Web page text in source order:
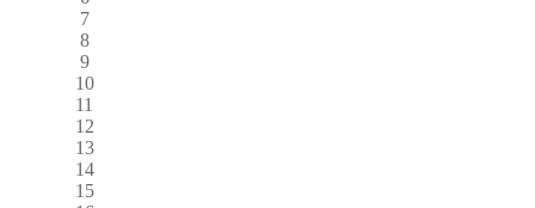
7
8
9
10
11
12
13
14
15